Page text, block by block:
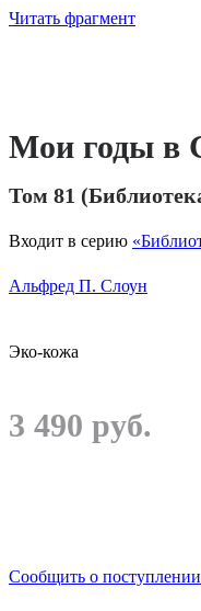
Читать фрагмент
Мои годы в
Том 81
Входит в серию
Альфред П. Слоун
Эко-кожа
3 490 руб.
Сообщить о поступлении